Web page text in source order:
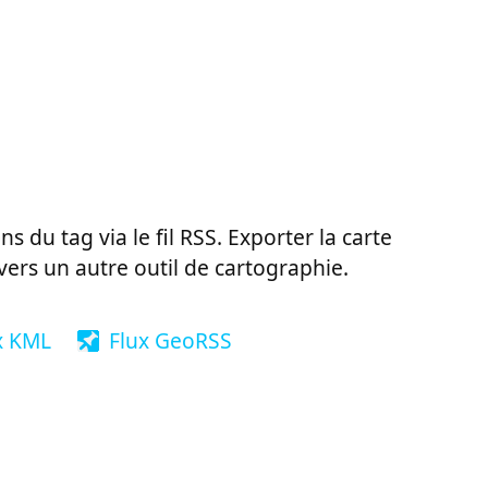
du tag via le fil RSS. Exporter la carte
un autre outil de cartographie.
KML Flux GeoRSS